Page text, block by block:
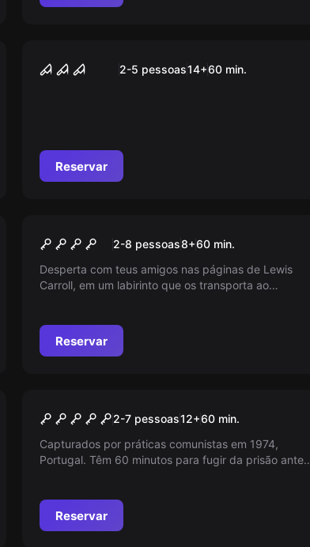
Serial Killer2-5 pessoas14+60 min.
Reservar
Wonderland
2-8 pessoas8+60 min.
Desperta com teus amigos nas páginas de Lewis
Carroll, em um labirinto que os transporta ao
libertar este reino da sua tirania? Aventuras e
desafios esperam por ti!
Reservar
Prisão da pide
2-7 pessoas12+60 min.
Capturados por práticas comunistas em 1974,
Portugal. Têm 60 minutos para fugir da prisão antes
Reservar